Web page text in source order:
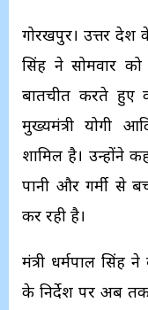
गोरखपुर। उत्तर
सिंह ने सोमवार
बातचीत करते हुए
मुख्यमंत्री योगी
शामिल है। उन्होंने
पानी और गर्मी से
कर रही है।
मंत्री धर्मपाल सिंह
के निर्देश पर अब